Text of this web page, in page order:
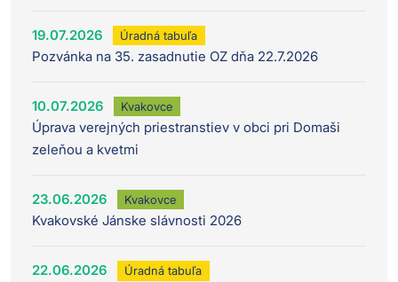
19.07.2026 Úradná tabuľa
Pozvánka na 35. zasadnutie OZ dňa 22.7.2026
10.07.2026 Kvakovce
Úprava verejných priestranstiev v obci pri Domaši
zeleňou a kvetmi
23.06.2026 Kvakovce
Kvakovské Jánske slávnosti 2026
22.06.2026 Úradná tabuľa